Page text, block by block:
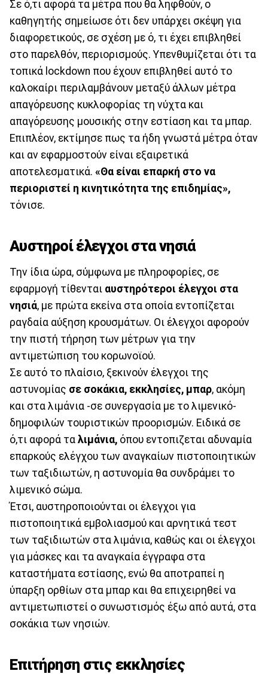
Σε ό,τι αφορά τα μέτρα που θα ληφθούν, ο
καθηγητής σημείωσε ότι δεν υπάρχει σκέψη για
διαφορετικούς, σε σχέση με ό, τι έχει επιβληθεί
στο παρελθόν, περιορισμούς. Υπενθυμίζεται ότι τα
τοπικά lockdown που έχουν επιβληθεί αυτό το
καλοκαίρι περιλαμβάνουν μεταξύ άλλων μέτρα
απαγόρευσης κυκλοφορίας τη νύχτα και
απαγόρευσης μουσικής στην εστίαση και τα μπαρ.
Επιπλέον, εκτίμησε πως τα ήδη γνωστά μέτρα όταν
και αν εφαρμοστούν είναι εξαιρετικά
αποτελεσματικά. «Θα είναι επαρκή στο να
περιοριστεί η κινητικότητα της επιδημίας»,
τόνισε.
Αυστηροί έλεγχοι στα νησιά
Την ίδια ώρα, σύμφωνα με πληροφορίες, σε
εφαρμογή τίθενται αυστηρότεροι έλεγχοι στα
νησιά, με πρώτα εκείνα στα οποία εντοπίζεται
ραγδαία αύξηση κρουσμάτων. Οι έλεγχοι αφορούν
την πιστή τήρηση των μέτρων για την
αντιμετώπιση του κορωνοϊού.
Σε αυτό το πλαίσιο, ξεκινούν έλεγχοι της
αστυνομίας σε σοκάκια, εκκλησίες, μπαρ, ακόμη
και στα λιμάνια -σε συνεργασία με το λιμενικό-
δημοφιλών τουριστικών προορισμών. Ειδικά σε
ό,τι αφορά τα λιμάνια, όπου εντοπιζεται αδυναμία
επαρκούς ελέγχου των αναγκαίων πιστοποιητικών
των ταξιδιωτών, η αστυνομία θα συνδράμει το
λιμενικό σώμα.
Έτσι, αυστηροποιούνται οι έλεγχοι για
πιστοποιητικά εμβολιασμού και αρνητικά τεστ
των ταξιδιωτών στα λιμάνια, καθώς και οι έλεγχοι
για μάσκες και τα αναγκαία έγγραφα στα
καταστήματα εστίασης, ενώ θα αποτραπεί η
ύπαρξη ορθίων στα μπαρ και θα επιχειρηθεί να
αντιμετωπιστεί ο συνωστισμός έξω από αυτά, στα
σοκάκια των νησιών.
Επιτήρηση στις εκκλησίες